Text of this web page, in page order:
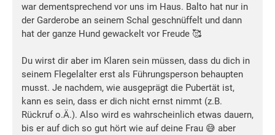
war dementsprechend vor uns im Haus. Balto hat nur in
der Garderobe an seinem Schal geschnüffelt und dann
hat der ganze Hund gewackelt vor Freude 🥰
Du wirst dir aber im Klaren sein müssen, dass du dich in
seinem Flegelalter erst als Führungsperson behaupten
musst. Je nachdem, wie ausgeprägt die Pubertät ist,
kann es sein, dass er dich nicht ernst nimmt (z.B.
Rückruf o.Ä.). Also wird es wahrscheinlich etwas dauern,
bis er auf dich so gut hört wie auf deine Frau 😅 aber